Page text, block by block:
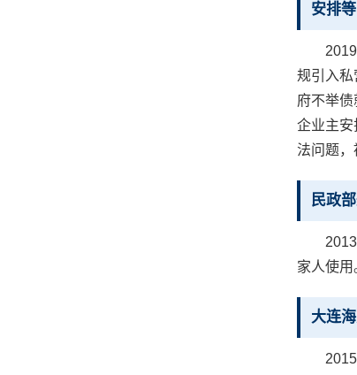
安排等
规引入私
府不举
企业主安
法问题，
民政
家人使
大连